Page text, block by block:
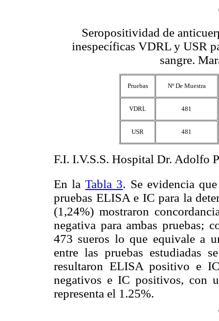
Seropositividad de
inespecíficas VDRL y USR
sangre.
Pruebas Nº De Muestra
VDRL 481
USR 481
F.I. I.V.S.S. Hospital Dr. Adolfo
En laTabla 3. Se evidencia
pruebas ELISA e IC para la
(1,24%) mostraron
negativa para ambas pruebas;
473 sueros lo que equivale a
entre las pruebas estudiadas
resultaron ELISA positivo e
negativos e IC positivos, con
representa el 1.25%.